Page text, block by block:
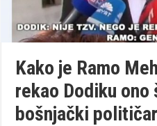
Kako je Ramo
rekao Dodiku ono
bošnjački